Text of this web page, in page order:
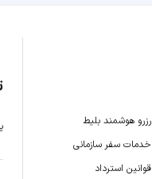
رزرو هوشمند بلیط
خدمات سفر سازمانی
قوانین استرداد